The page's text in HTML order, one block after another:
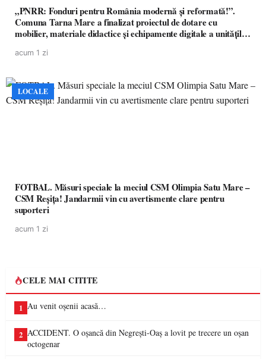
„PNRR: Fonduri pentru România modernă și reformată!”.
Comuna Tarna Mare a finalizat proiectul de dotare cu
mobilier, materiale didactice și echipamente digitale a unităților
acum 1 zi
LOCALE
FOTBAL. Măsuri speciale la meciul CSM Olimpia Satu Mare –
CSM Reșița! Jandarmii vin cu avertismente clare pentru
suporteri
acum 1 zi
CELE MAI CITITE
1 Au venit oșenii acasă…
2 ACCIDENT. O oșancă din Negrești-Oaș a lovit pe trecere un oșan
octogenar